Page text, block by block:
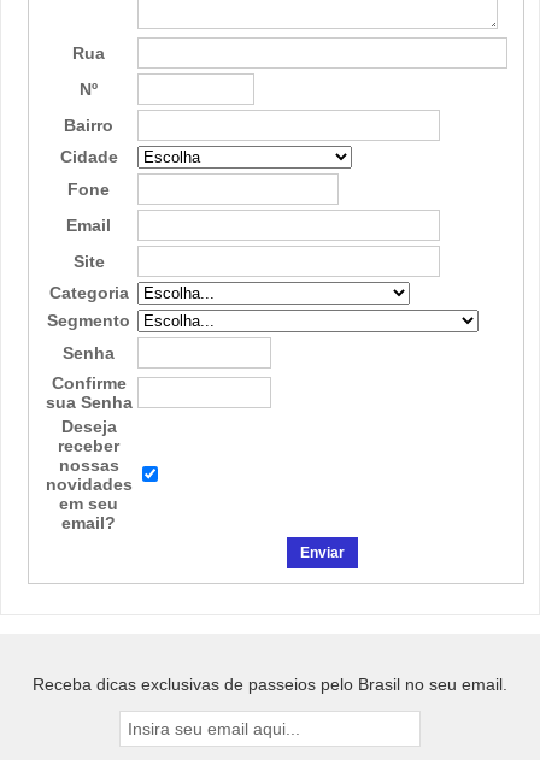
Rua
Nº
Bairro
Cidade
Fone
Email
Site
Categoria
Segmento
Senha
Confirme
sua Senha
Deseja
receber
nossas
novidades
em seu
email?
Receba dicas exclusivas de passeios pelo Brasil no seu email.